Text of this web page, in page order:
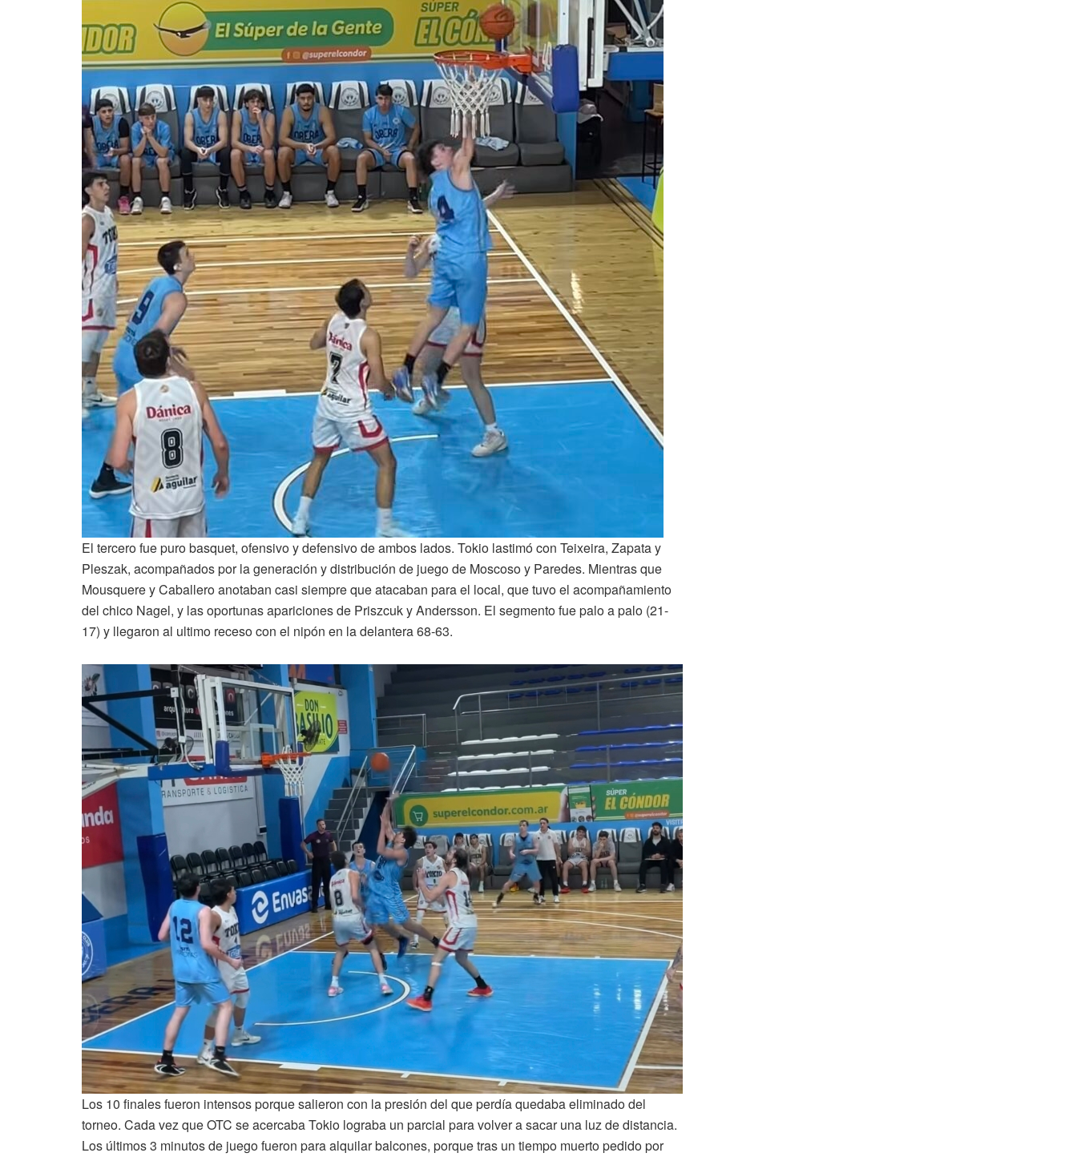
El tercero fue puro basquet, ofensivo y defensivo de ambos lados. Tokio lastimó con Teixeira, Zapata y
Pleszak, acompañados por la generación y distribución de juego de Moscoso y Paredes. Mientras que
Mousquere y Caballero anotaban casi siempre que atacaban para el local, que tuvo el acompañamiento
del chico Nagel, y las oportunas apariciones de Priszcuk y Andersson. El segmento fue palo a palo (21-
17) y llegaron al ultimo receso con el nipón en la delantera 68-63.
Los 10 finales fueron intensos porque salieron con la presión del que perdía quedaba eliminado del
torneo. Cada vez que OTC se acercaba Tokio lograba un parcial para volver a sacar una luz de distancia.
Los últimos 3 minutos de juego fueron para alquilar balcones, porque tras un tiempo muerto pedido por